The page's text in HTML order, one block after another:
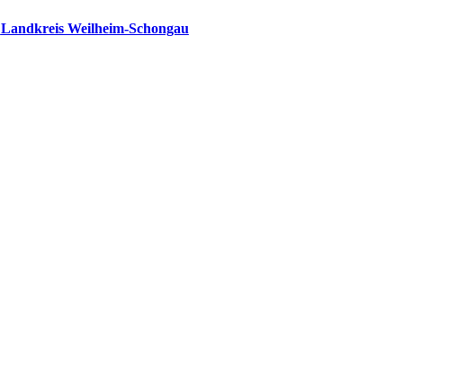
Landkreis Weilheim-Schongau